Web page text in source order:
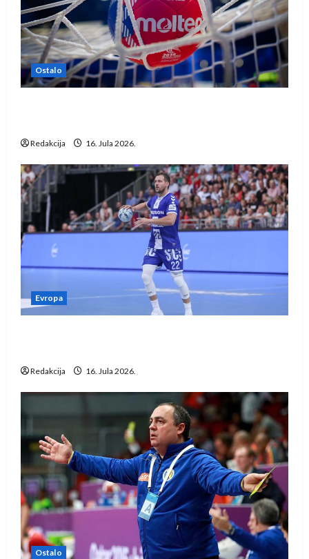
Ostalo
Redakcija 16. Jula 2026.
Evropa
Redakcija 16. Jula 2026.
Ostalo